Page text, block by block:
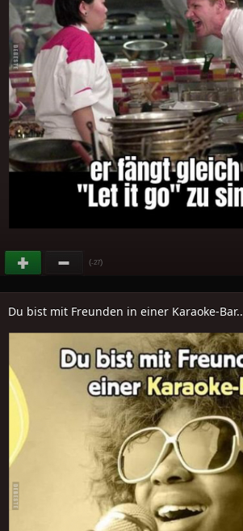
(-27)
Du bist mit Freunden in einer Karaoke-Bar..